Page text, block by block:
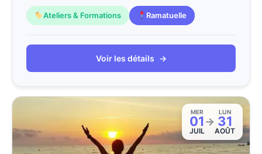
Ateliers & Formations Ramatuelle
Voir les détails →
MER
01
JUIL
→
LUN
31
AOÛT